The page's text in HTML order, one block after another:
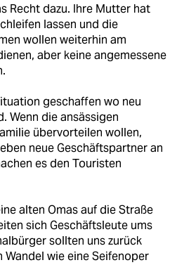
Recht dazu. Ihre Mutter hat
lassen und die
wollen weiterhin am
aber keine angemessene
geschaffen wo neu
Wenn die ansässigen
übervorteilen wollen,
neue Geschäftspartner an
es den Touristen
alten Omas auf die Straße
sich Geschäftsleute ums
sollten uns zurück
Wandel wie eine Seifenoper